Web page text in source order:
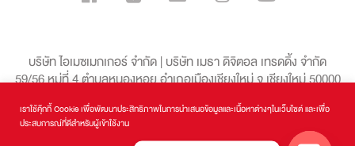
บริษัท ไอเมซเมกเกอร์ จำกัด | บริษัท เมธา ดิจิตอล เทรดดิ้ง จำกัด
59/56 หมู่ที่ 4 ตำบลหนองหอย อำเภอเมืองเชียงใหม่ จ.เชียงใหม่ 50000
099-136-8998
เราใช้คุ๊กกี้ Cookie เพื่อพัฒนาประสิทธิภาพในการนำเสนอข้อมูลและเนื้อหาต่างๆในเว็บไซต์ และเพื่อ
ประสบการณ์ที่ดีสำหรับผู้เข้าใช้งาน